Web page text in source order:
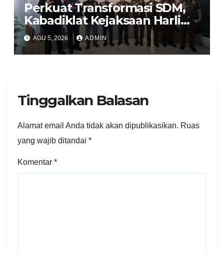
Perkuat Transformasi SDM,
Kabadiklat Kejaksaan Harli
Siregar Jalin Sinergi dengan
LAN RI
AGU 5, 2026 ADMIN
Tinggalkan Balasan
Alamat email Anda tidak akan dipublikasikan. Ruas
yang wajib ditandai *
Komentar *